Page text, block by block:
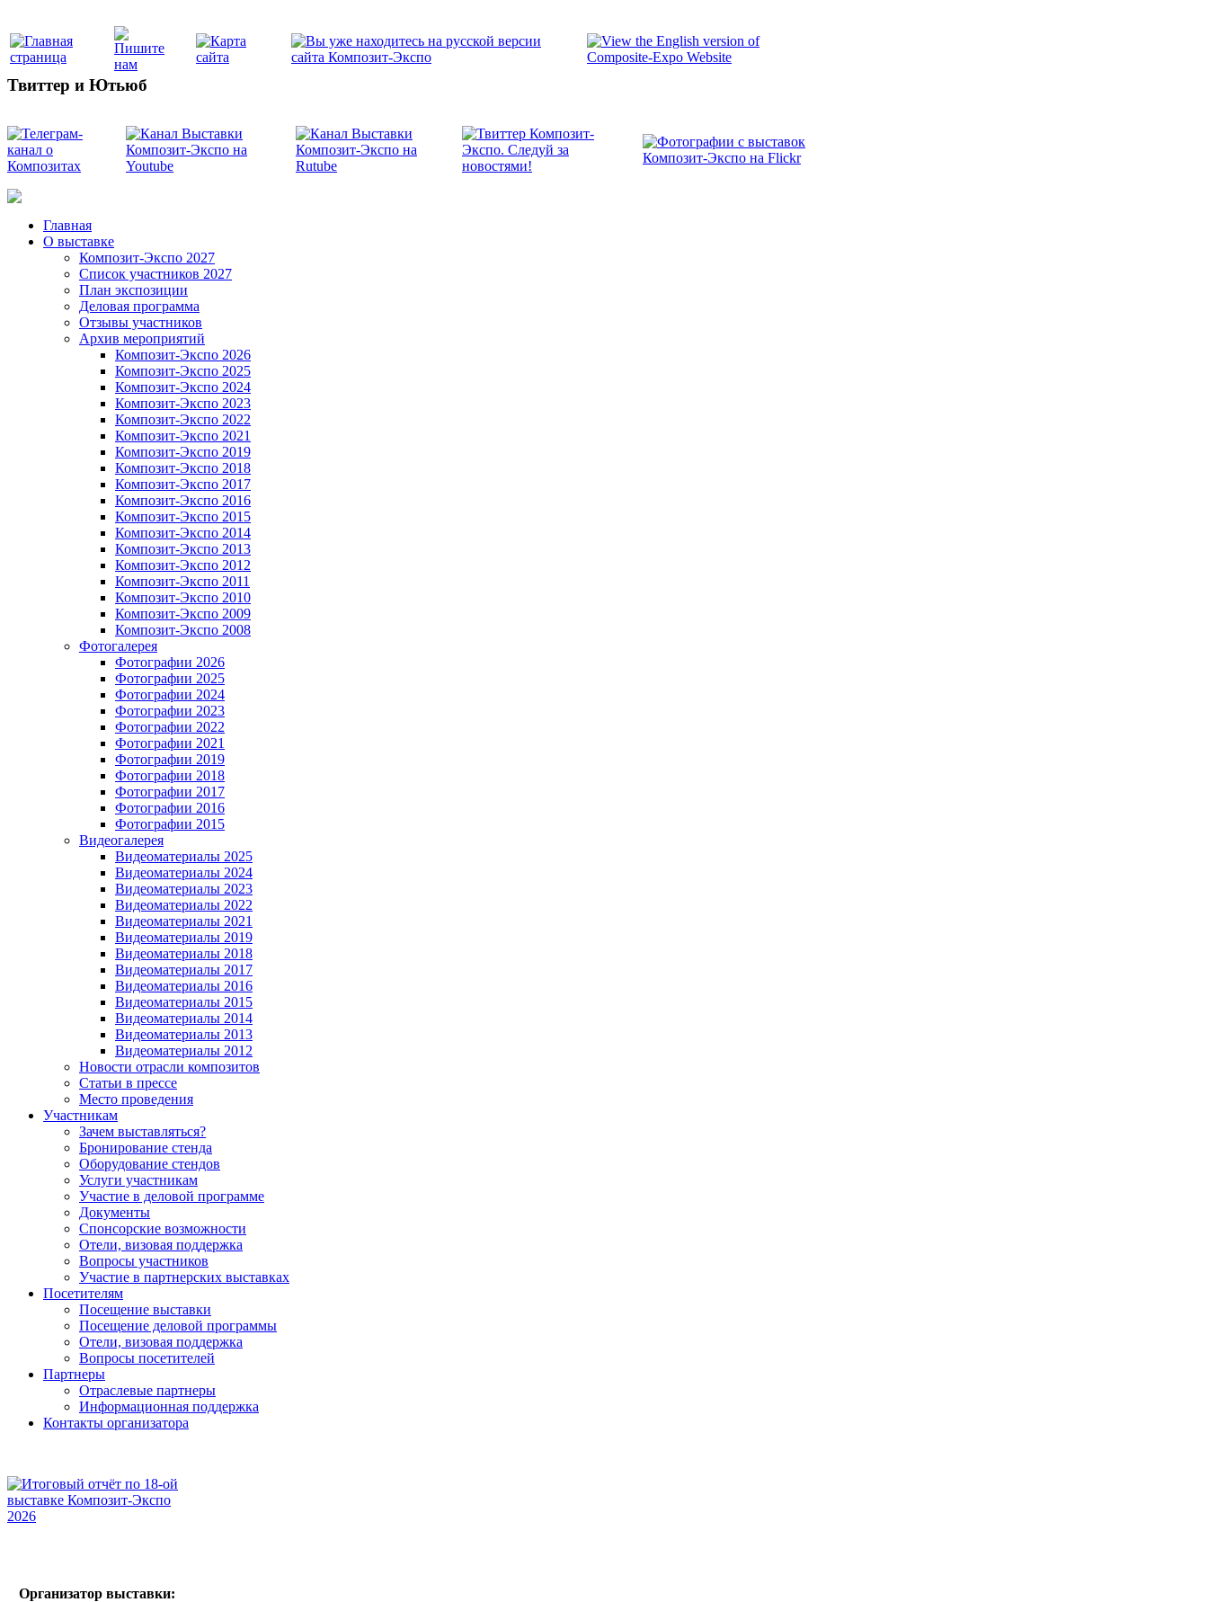
Твиттер и Ютьюб
Главная
О выставке
Композит-Экспо 2027
Список участников 2027
План экспозиции
Деловая программа
Отзывы участников
Архив мероприятий
Композит-Экспо 2026
Композит-Экспо 2025
Композит-Экспо 2024
Композит-Экспо 2023
Композит-Экспо 2022
Композит-Экспо 2021
Композит-Экспо 2019
Композит-Экспо 2018
Композит-Экспо 2017
Композит-Экспо 2016
Композит-Экспо 2015
Композит-Экспо 2014
Композит-Экспо 2013
Композит-Экспо 2012
Композит-Экспо 2011
Композит-Экспо 2010
Композит-Экспо 2009
Композит-Экспо 2008
Фотогалерея
Фотографии 2026
Фотографии 2025
Фотографии 2024
Фотографии 2023
Фотографии 2022
Фотографии 2021
Фотографии 2019
Фотографии 2018
Фотографии 2017
Фотографии 2016
Фотографии 2015
Видеогалерея
Видеоматериалы 2025
Видеоматериалы 2024
Видеоматериалы 2023
Видеоматериалы 2022
Видеоматериалы 2021
Видеоматериалы 2019
Видеоматериалы 2018
Видеоматериалы 2017
Видеоматериалы 2016
Видеоматериалы 2015
Видеоматериалы 2014
Видеоматериалы 2013
Видеоматериалы 2012
Новости отрасли композитов
Статьи в прессе
Место проведения
Участникам
Зачем выставляться?
Бронирование стенда
Оборудование стендов
Услуги участникам
Участие в деловой программе
Документы
Спонсорские возможности
Отели, визовая поддержка
Вопросы участников
Участие в партнерских выставках
Посетителям
Посещение выставки
Посещение деловой программы
Отели, визовая поддержка
Вопросы посетителей
Партнеры
Отраслевые партнеры
Информационная поддержка
Контакты организатора
Организатор выставки: